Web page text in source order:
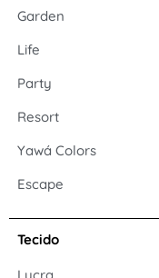
Garden
Life
Party
Resort
Yawá Colors
Escape
Tecido